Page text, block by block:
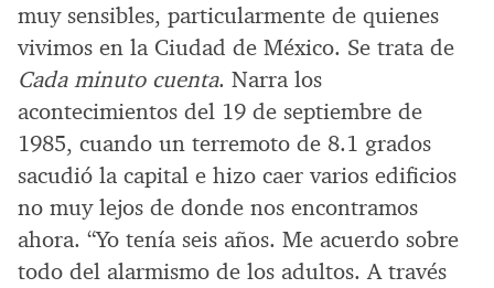
muy sensibles, particularmente de quienes
vivimos en la Ciudad de México. Se trata de
Cada minuto cuenta. Narra los
acontecimientos del 19 de septiembre de
1985, cuando un terremoto de 8.1 grados
sacudió la capital e hizo caer varios edificios
no muy lejos de donde nos encontramos
ahora. “Yo tenía seis años. Me acuerdo sobre
todo del alarmismo de los adultos. A través